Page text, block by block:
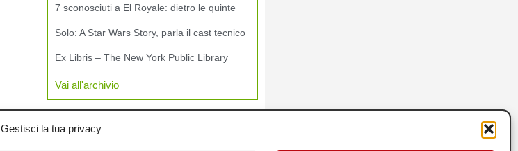
Gestisci la tua privacy
7 sconosciuti a El Royale: dietro le quinte
Solo: A Star Wars Story, parla il cast tecnico
Ex Libris – The New York Public Library
Vai all'archivio